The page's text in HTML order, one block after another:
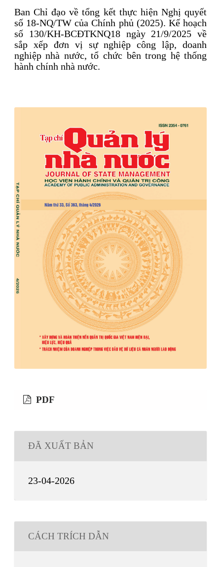
Ban Chỉ đạo về tổng kết thực hiện Nghị quyết
số 18-NQ/TW của Chính phủ (2025). Kế hoạch
số 130/KH-BCĐTKNQ18 ngày 21/9/2025 về
sắp xếp đơn vị sự nghiệp công lập, doanh
nghiệp nhà nước, tổ chức bên trong hệ thống
hành chính nhà nước.
PDF
ĐÃ XUẤT BẢN
23-04-2026
CÁCH TRÍCH DẪN